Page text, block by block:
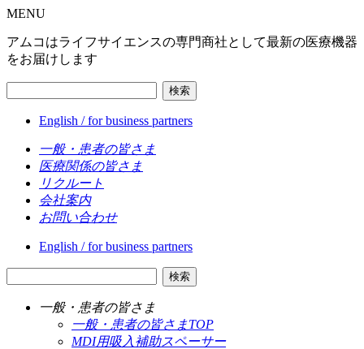
MENU
アムコはライフサイエンスの専門商社として最新の医療機器
をお届けします
検索
English / for business partners
一般・患者の皆さま
医療関係の皆さま
リクルート
会社案内
お問い合わせ
English / for business partners
検索
一般・患者の皆さま
一般・患者の皆さまTOP
MDI用吸入補助スペーサー